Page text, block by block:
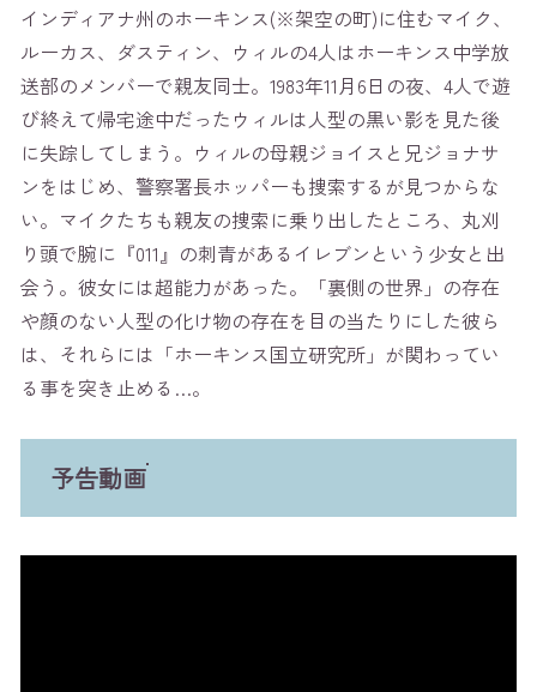
インディアナ州のホーキンス(※架空の町)に住むマイク、
ルーカス、ダスティン、ウィルの4人はホーキンス中学放
送部のメンバーで親友同士。1983年11月6日の夜、4人で遊
び終えて帰宅途中だったウィルは人型の黒い影を見た後
に失踪してしまう。ウィルの母親ジョイスと兄ジョナサ
ンをはじめ、警察署長ホッパーも捜索するが見つからな
い。マイクたちも親友の捜索に乗り出したところ、丸刈
り頭で腕に『011』の刺青があるイレブンという少女と出
会う。彼女には超能力があった。「裏側の世界」の存在
や顔のない人型の化け物の存在を目の当たりにした彼ら
は、それらには「ホーキンス国立研究所」が関わってい
る事を突き止める…。
予告動画